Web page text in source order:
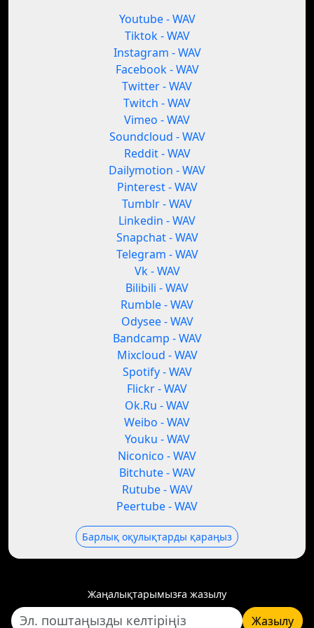
Youtube - WAV
Tiktok - WAV
Instagram - WAV
Facebook - WAV
Twitter - WAV
Twitch - WAV
Vimeo - WAV
Soundcloud - WAV
Reddit - WAV
Dailymotion - WAV
Pinterest - WAV
Tumblr - WAV
Linkedin - WAV
Snapchat - WAV
Telegram - WAV
Vk - WAV
Bilibili - WAV
Rumble - WAV
Odysee - WAV
Bandcamp - WAV
Mixcloud - WAV
Spotify - WAV
Flickr - WAV
Ok.Ru - WAV
Weibo - WAV
Youku - WAV
Niconico - WAV
Bitchute - WAV
Rutube - WAV
Peertube - WAV
Барлық оқулықтарды қараңыз
Жаңалықтарымызға жазылу
Жазылу